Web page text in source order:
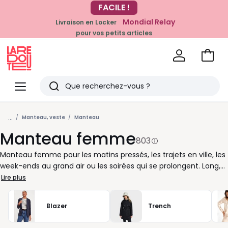
EN CE MOMENT
-20% dès 39€*
sur la mode
Livraison en Locker Mondial Relay
pour vos petits articles
Menu
Redoute
Rechercher
Derniers
articles
vus
Voir
... Manteau, veste Manteau
Manteau femme803
Manteau femme pour les matins pressés, les trajets en ville, les
week-ends au grand air ou les soirées qui se prolongent. Long,
court, droit, ceinturé, matelassé ou en laine mélangée, il
accompagne vos journées avec style et simplicité. Pour choisir
le bon modèle, pensez d’abord à votre rythme. Un manteau
long protège mieux du froid et structure la silhouette. Une
coupe courte ou mi-longue se porte facilement au quotidien,
Lire plus
Blazer Trench